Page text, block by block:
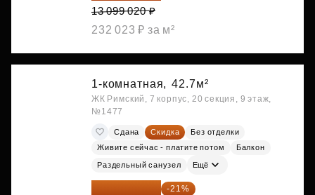
13 099 020 ₽
232 023 ₽ за м²
1-комнатная, 42.7м²
ЖК Римский, 7 корпус, 20 секция, 9 этаж,
№1477
Сдана Скидка
Без отделки
Живите сейчас - платите потом
Балкон
Раздельный санузел Ещё
10 727 094 ₽ -21%